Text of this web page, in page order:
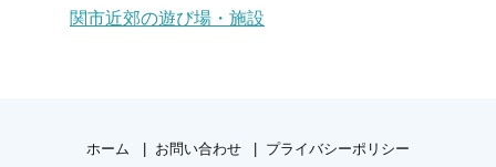
関市近郊の遊び場・施設
ホーム お問い合わせ プライバシーポリシー